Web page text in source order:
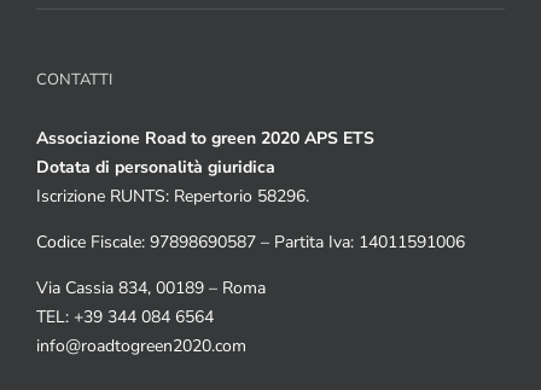
CONTATTI
Associazione Road to green 2020 APS ETS
Dotata di personalità giuridica
Iscrizione RUNTS: Repertorio 58296.
Codice Fiscale: 97898690587 – Partita Iva: 14011591006
Via Cassia 834, 00189 – Roma
TEL: +39 344 084 6564
info@roadtogreen2020.com